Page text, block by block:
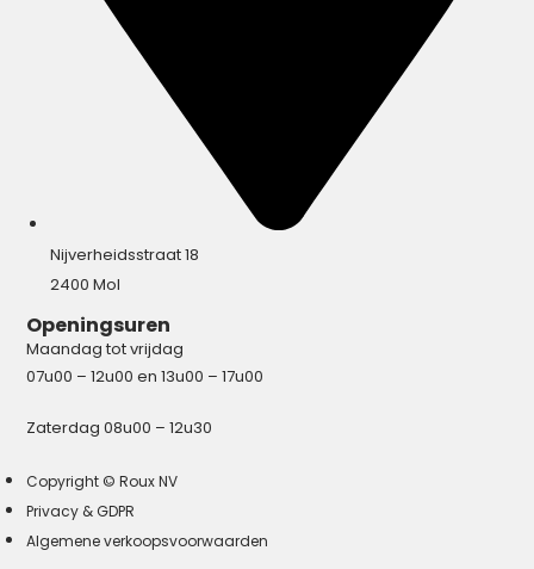
Nijverheidsstraat 18
2400 Mol
Openingsuren
Maandag tot vrijdag
07u00 – 12u00 en 13u00 – 17u00
Zaterdag 08u00 – 12u30
Copyright © Roux NV
Privacy & GDPR
Algemene verkoopsvoorwaarden